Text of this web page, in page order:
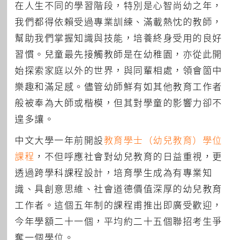
在人生不同的學習階段，特別是心智尚幼之年，
我們都得依賴受過專業訓練、滿載熱忱的教師，
幫助我們掌握知識與技能，培養終身受用的良好
習慣。兒童最先接觸教師是在幼稚園，亦從此開
始探索家庭以外的世界，與同輩相處，領會箇中
樂趣和滿足感。儘管幼師鮮有如其他教育工作者
般被奉為大師或楷模，但其對學童的影響力卻不
遑多讓。
中文大學一年前開設教育學士（幼兒教育）學位
課程 ，不但呼應社會對幼兒教育的日益重視，更
透過跨學科課程設計，培育學生成為有專業知
識、具創意思維、社會道德價值深厚的幼兒教育
工作者。這個五年制的課程甫推出即廣受歡迎，
今年學額二十一個，平均約二十五個聯招考生爭
奪一個學位。